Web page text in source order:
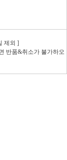
제외 ]
반품&취소가 불가하오